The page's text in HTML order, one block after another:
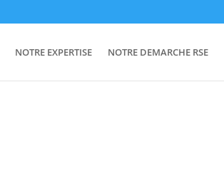
NOTRE EXPERTISE NOTRE DEMARCHE RSE